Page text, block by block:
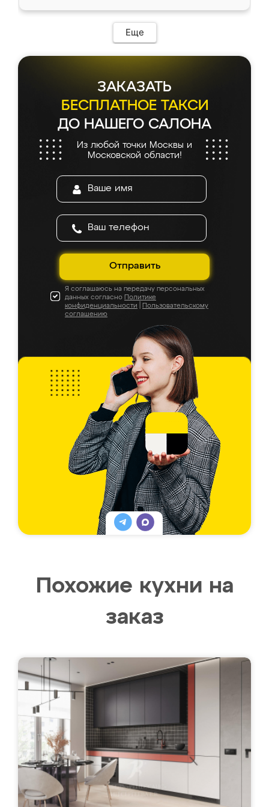
Еще
ЗАКАЗАТЬ
БЕСПЛАТНОЕ ТАКСИ
ДО НАШЕГО САЛОНА
Из любой точки Москвы и
Московской области!
Отправить
Я соглашаюсь на передачу персональных
данных согласно Политике
конфиденциальности
Пользовательскому
соглашению
Похожие кухни на
заказ